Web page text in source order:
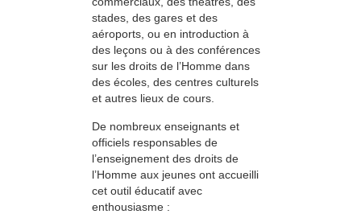
stades, des gares et des
aéroports, ou en introduction à
des leçons ou à des conférences
sur les droits de l’Homme dans
des écoles, des centres culturels
et autres lieux de cours.
De nombreux enseignants et
officiels responsables de
l’enseignement des droits de
l’Homme aux jeunes ont accueilli
cet outil éducatif avec
enthousiasme :